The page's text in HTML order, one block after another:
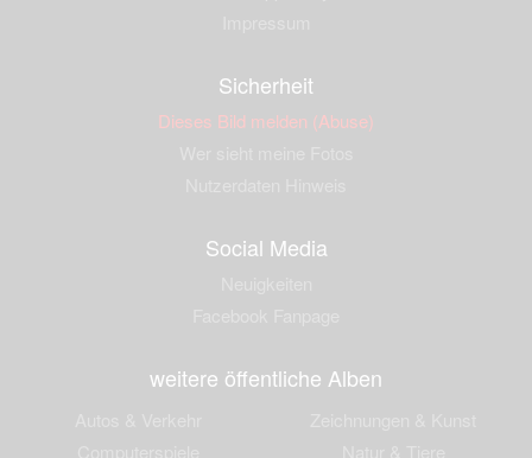
Sicherheit
Dieses Bild melden (Abuse)
Social Media
weitere öffentliche Alben